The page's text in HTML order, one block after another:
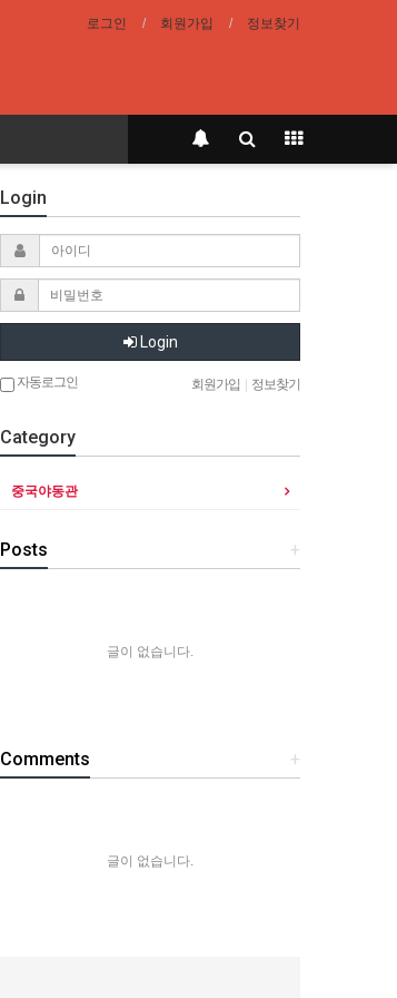
로그인 회원가입 정보찾기
Login
Login
자동로그인 회원가입 정보찾기
Category
중국야동관
+
Posts
글이 없습니다.
+
Comments
글이 없습니다.